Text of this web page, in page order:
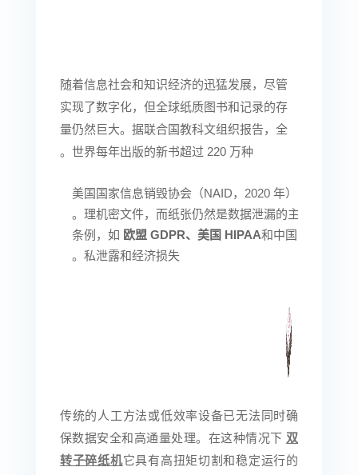
随着信息社会和知识经济的迅猛发展，尽管
实现了数字化，但全球纸质图书和记录的存
量仍然巨大。据联合国教科文组织报告，全
世界每年出版的新书超过 220 万种。
美国国家信息销毁协会（NAID，2020 年）的一项调
理机密文件，而纸张仍然是数据泄漏的主要来源。
条例，如 欧盟 GDPR、美国 HIPAA和中国的
私泄露和经济损失。
传统的人工方法或低效率设备已无法同时确
保数据安全和高通量处理。在这种情况下 双
转子碎纸机它具有高扭矩切割和稳定运行的